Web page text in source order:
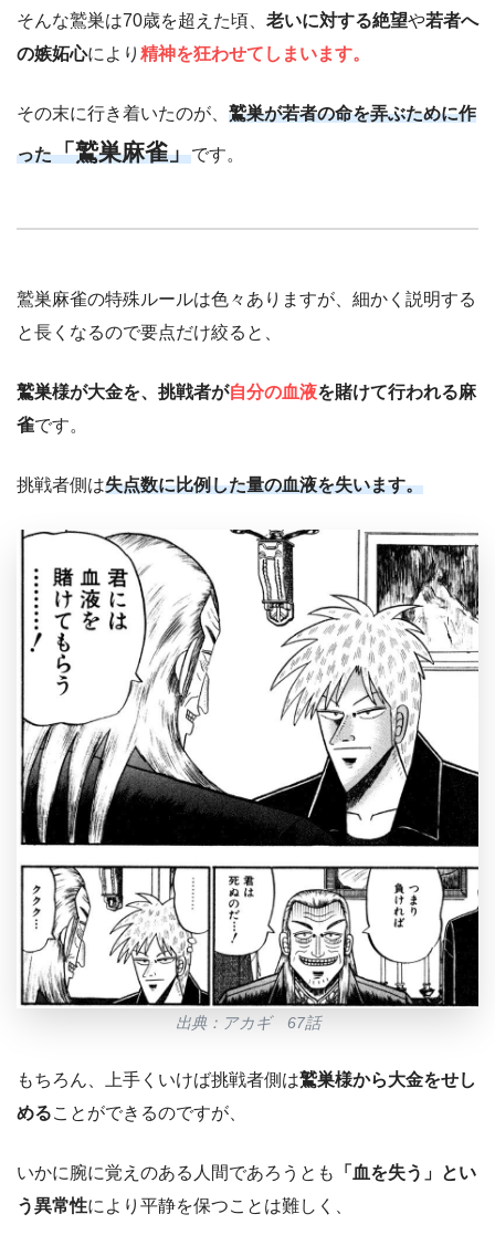
そんな鷲巣は70歳を超えた頃、 老いに対する絶望や若者へ
の嫉妬心により 精神を狂わせてしまいます。
その末に行き着いたのが、 鷲巣が若者の命を弄ぶために作
った「鷲巣麻雀」です。
鷲巣麻雀の特殊ルールは色々ありますが、細かく説明する
と長くなるので要点だけ絞ると、
鷲巣様が大金を、挑戦者が自分の血液を賭けて行われる麻
雀です。
挑戦者側は失点数に比例した量の血液を失います。
出典：アカギ 67話
もちろん、上手くいけば挑戦者側は鷲巣様から大金をせし
めることができるのですが、
いかに腕に覚えのある人間であろうとも
「血を失う」とい
う異常性により平静を保つことは難しく、